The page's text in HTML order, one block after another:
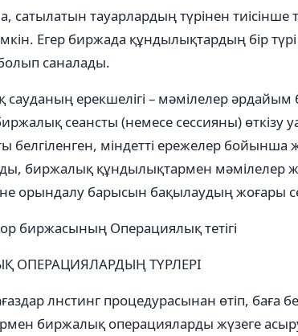
сатылатын тауарлардың түрінен
Егер биржада құндылықтардың бір
саналады.
ерекшелігі – мәмілелер әрдайым
сеансты (немесе сессияны)
белгіленген, міндетті ережелер
биржалық құндылықтармен мәмілелер
орындалу барысын бақылаудың жоғары
биржасының Операциялық тетігі
ОПЕРАЦИЯЛАРДЫҢ ТҮРЛЕРІ
лнстинг процедурасынан өтіп, баға
биржалық операцияларды жүзеге